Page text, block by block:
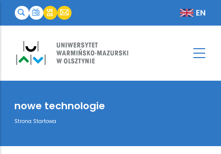
nowe technologie
Breadcrumb
Strona Startowa